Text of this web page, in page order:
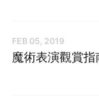
FEB 05, 2019
魔術表演觀賞指